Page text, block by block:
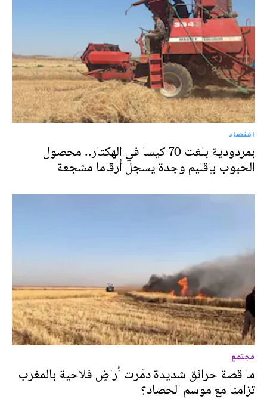
اقتصاد
بمردودية بلغت 70 كيسا في الهكتار.. محصول
الحبوب بإقليم وجدة يسجل أرقاما مشجعة
مجتمع
ما قصة حرائق شديدة دمّرت أراضٍ فلاحية بالمغرب
تزامنا مع موسم الحصاد؟